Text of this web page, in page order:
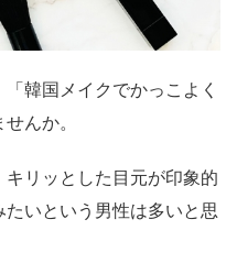
韓国メイクでかっこよく
んか。
リッとした目元が印象的
いという男性は多いと思